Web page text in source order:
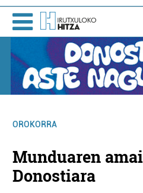
OROKORRA
Munduaren
Donostiara